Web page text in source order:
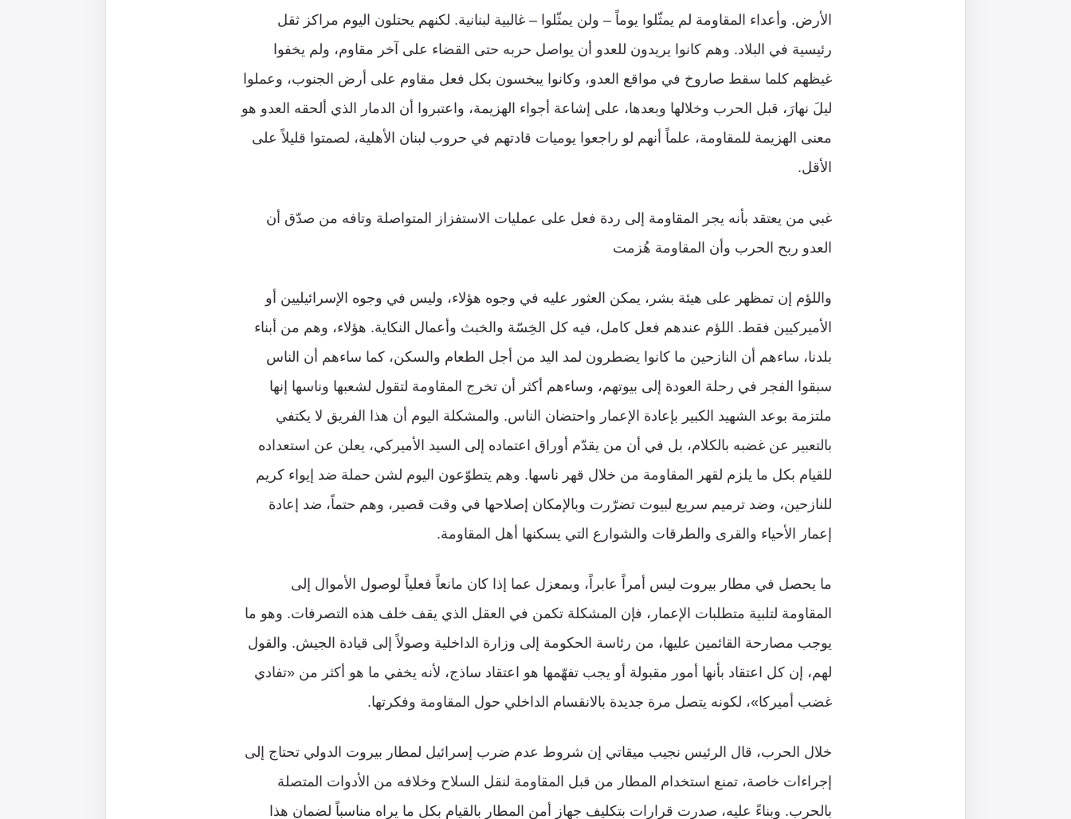
الأرض. وأعداء المقاومة لم يمثّلوا يوماً – ولن يمثّلوا – غالبية لبنانية. لكنهم يحتلون اليوم مراكز ثقل
رئيسية في البلاد. وهم كانوا يريدون للعدو أن يواصل حربه حتى القضاء على آخر مقاوم، ولم يخفوا
غيظهم كلما سقط صاروخ في مواقع العدو، وكانوا يبخسون بكل فعل مقاوم على أرض الجنوب، وعملوا
ليلَ نهارَ، قبل الحرب وخلالها وبعدها، على إشاعة أجواء الهزيمة، واعتبروا أن الدمار الذي ألحقه العدو هو
معنى الهزيمة للمقاومة، علماً أنهم لو راجعوا يوميات قادتهم في حروب لبنان الأهلية، لصمتوا قليلاً على
الأقل.
غبي من يعتقد بأنه يجر المقاومة إلى ردة فعل على عمليات الاستفزاز المتواصلة وتافه من صدّق أن
العدو ربح الحرب وأن المقاومة هُزمت
واللؤم إن تمظهر على هيئة بشر، يمكن العثور عليه في وجوه هؤلاء، وليس في وجوه الإسرائيليين أو
الأميركيين فقط. اللؤم عندهم فعل كامل، فيه كل الخِسّة والخبث وأعمال النكاية. هؤلاء، وهم من أبناء
بلدنا، ساءهم أن النازحين ما كانوا يضطرون لمد اليد من أجل الطعام والسكن، كما ساءهم أن الناس
سبقوا الفجر في رحلة العودة إلى بيوتهم، وساءهم أكثر أن تخرج المقاومة لتقول لشعبها وناسها إنها
ملتزمة بوعد الشهيد الكبير بإعادة الإعمار واحتضان الناس. والمشكلة اليوم أن هذا الفريق لا يكتفي
بالتعبير عن غضبه بالكلام، بل في أن من يقدّم أوراق اعتماده إلى السيد الأميركي، يعلن عن استعداده
للقيام بكل ما يلزم لقهر المقاومة من خلال قهر ناسها. وهم يتطوّعون اليوم لشن حملة ضد إيواء كريم
للنازحين، وضد ترميم سريع لبيوت تضرّرت وبالإمكان إصلاحها في وقت قصير، وهم حتماً، ضد إعادة
إعمار الأحياء والقرى والطرقات والشوارع التي يسكنها أهل المقاومة.
ما يحصل في مطار بيروت ليس أمراً عابراً، وبمعزل عما إذا كان مانعاً فعلياً لوصول الأموال إلى
المقاومة لتلبية متطلبات الإعمار، فإن المشكلة تكمن في العقل الذي يقف خلف هذه التصرفات. وهو ما
يوجب مصارحة القائمين عليها، من رئاسة الحكومة إلى وزارة الداخلية وصولاً إلى قيادة الجيش. والقول
لهم، إن كل اعتقاد بأنها أمور مقبولة أو يجب تفهّمها هو اعتقاد ساذج، لأنه يخفي ما هو أكثر من «تفادي
غضب أميركا»، لكونه يتصل مرة جديدة بالانقسام الداخلي حول المقاومة وفكرتها.
خلال الحرب، قال الرئيس نجيب ميقاتي إن شروط عدم ضرب إسرائيل لمطار بيروت الدولي تحتاج إلى
إجراءات خاصة، تمنع استخدام المطار من قبل المقاومة لنقل السلاح وخلافه من الأدوات المتصلة
بالحرب. وبناءً عليه، صدرت قرارات بتكليف جهاز أمن المطار بالقيام بكل ما يراه مناسباً لضمان هذا